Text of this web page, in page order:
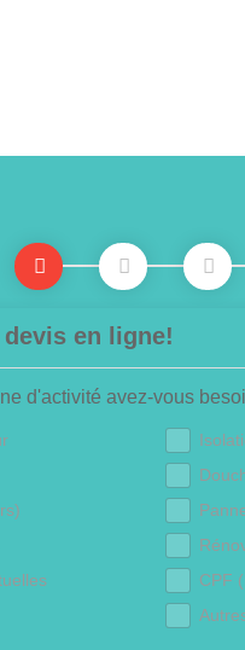
en ligne!
d'activité avez-vous
CPF